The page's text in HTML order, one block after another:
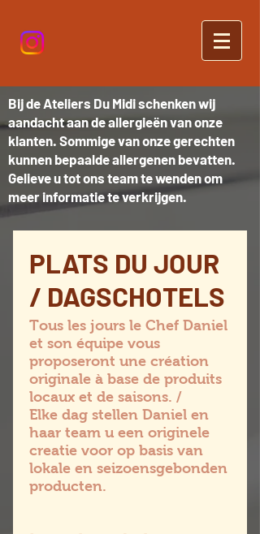
Bij de Ateliers Du Midi schenken wij
aandacht aan de allergieën van onze
klanten. Sommige van onze gerechten
kunnen bepaalde allergenen bevatten.
Gelieve u tot ons team te wenden om
meer informatie te verkrijgen.
PLATS DU JOUR
/ DAGSCHOTELS
Tous les jours le Chef Daniel
et son équipe vous
proposeront une création
originale à base de produits
locaux et de saisons. /
Elke dag stellen Daniel en
haar team u een originele
creatie voor op basis van
lokale en seizoensgebonden
producten.